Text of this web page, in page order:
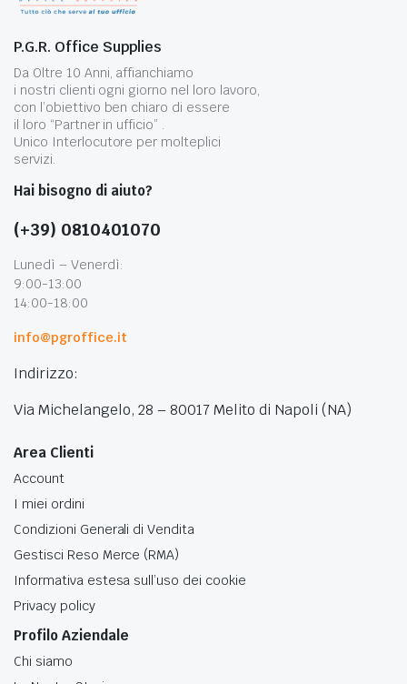
P.G.R. Office Supplies
Da Oltre 10 Anni, affianchiamo
i nostri clienti ogni giorno nel loro lavoro,
con l’obiettivo ben chiaro di essere
il loro “Partner in ufficio” .
Unico Interlocutore per molteplici
servizi.
Hai bisogno di aiuto?
(+39) 0810401070
Lunedì – Venerdì:
9:00-13:00
14:00-18:00
info@pgroffice.it
Indirizzo:
Via Michelangelo, 28 – 80017 Melito di Napoli (NA)
Area Clienti
Account
I miei ordini
Condizioni Generali di Vendita
Gestisci Reso Merce (RMA)
Informativa estesa sull’uso dei cookie
Privacy policy
Profilo Aziendale
Chi siamo